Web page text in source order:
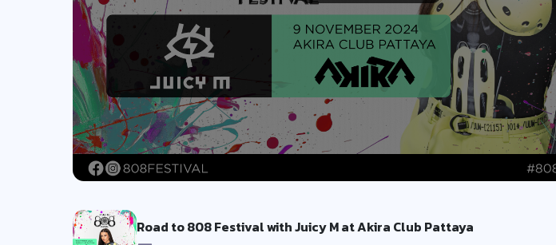
Road to 808 Festival with Juicy M at Akira Club Pattaya